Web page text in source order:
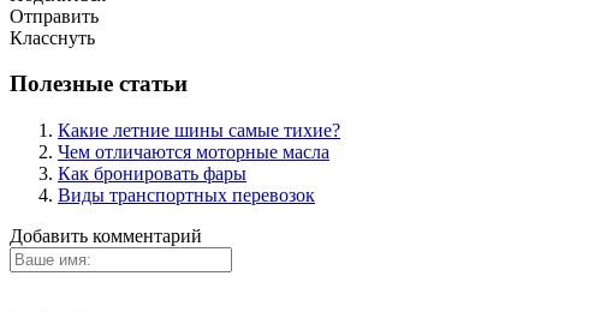
Отправить
Класснуть
Полезные статьи
Какие летние шины самые тихие?
Чем отличаются моторные масла
Как бронировать фары
Виды транспортных перевозок
Добавить комментарий